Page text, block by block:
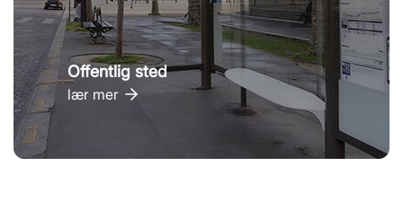
Offentlig sted
lær mer